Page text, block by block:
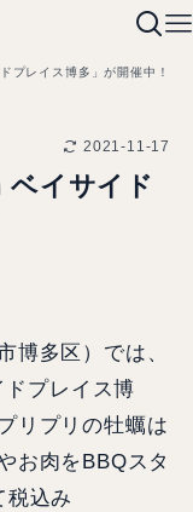
プレイス博多」が開催中！
2021-11-17
ベイサイド
多区）では、
プレイス博
リプリの牡蠣は
お肉をBBQスタ
込み